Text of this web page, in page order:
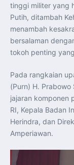
Menlu
Kerja
BI
tinggi militer yang
Putih, ditambah
menambah
bersalaman
tokoh penting
Pada rangkaian
(Purn) H.
jajaran komponen
RI, Kepala Badan
Herindra, dan
Amperiawan.